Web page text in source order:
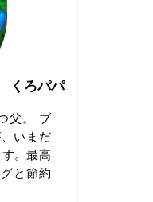
くろパパ
父。 ブ
いまだ
す。最高
と節約